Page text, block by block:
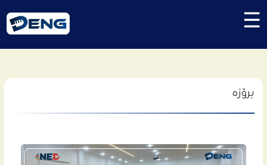
☰
پرۆژە